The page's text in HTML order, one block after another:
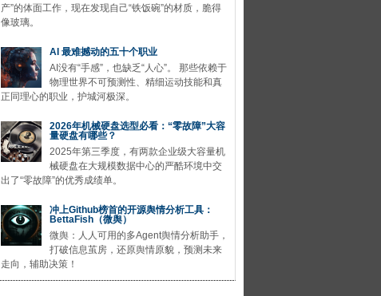
产”的体面工作，现在发现自己“铁饭碗”的材质，脆得
像玻璃。
AI 最难撼动的五十个职业
AI没有“手感”，也缺乏“人心”。 那些依赖于
物理世界不可预测性、精细运动技能和真
正同理心的职业，护城河极深。
2026年机械硬盘选型必看：“零故障”大容
量硬盘有哪些？
2025年第三季度，有两款企业级大容量机
械硬盘在大规模数据中心的严酷环境中交
出了“零故障”的优秀成绩单。
冲上Github榜首的开源舆情分析工具：
BettaFish（微舆）
微舆：人人可用的多Agent舆情分析助手，
打破信息茧房，还原舆情原貌，预测未来
走向，辅助决策！